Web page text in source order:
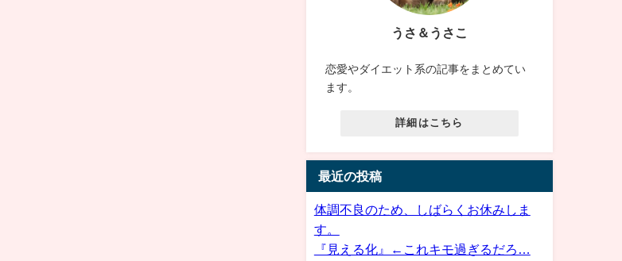
うさ＆うさこ
恋愛やダイエット系の記事をまとめてい
ます。
詳細はこちら
最近の投稿
体調不良のため、しばらくお休みしま
す。
『見える化』←これキモ過ぎるだろ…